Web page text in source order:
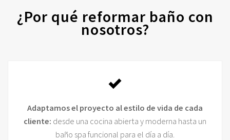
¿Por qué reformar baño con
nosotros?
Adaptamos el proyecto al estilo de vida de cada
cliente: desde una cocina abierta y moderna hasta un
baño spa funcional para el día a día.